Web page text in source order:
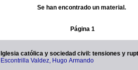
Se han encontrado un material.
Página 1
Iglesia católica y sociedad civil: tensiones y
Escontrilla Valdez, Hugo Armando